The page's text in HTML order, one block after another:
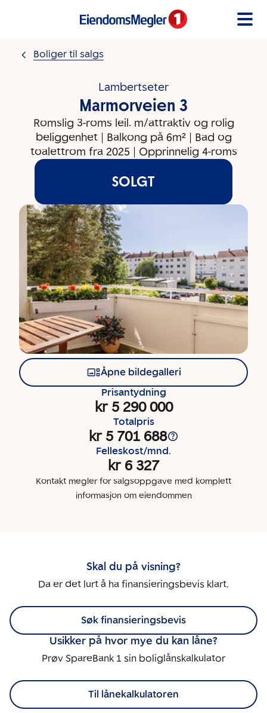
Boliger til salgs
Lambertseter
Marmorveien 3
Romslig 3-roms leil. m/attraktiv og rolig
beliggenhet | Balkong på 6m² | Bad og
toalettrom fra 2025 | Opprinnelig 4-roms
SOLGT
Åpne bildegalleri
Prisantydning
kr 5 290 000
Totalpris
kr 5 701 688
Felleskost/mnd.
kr 6 327
Kontakt megler for salgsoppgave med komplett
informasjon om eiendommen
Skal du på visning?
Da er det lurt å ha finansieringsbevis klart.
Søk finansieringsbevis
Usikker på hvor mye du kan låne?
Prøv SpareBank 1 sin boliglånskalkulator
Til lånekalkulatoren